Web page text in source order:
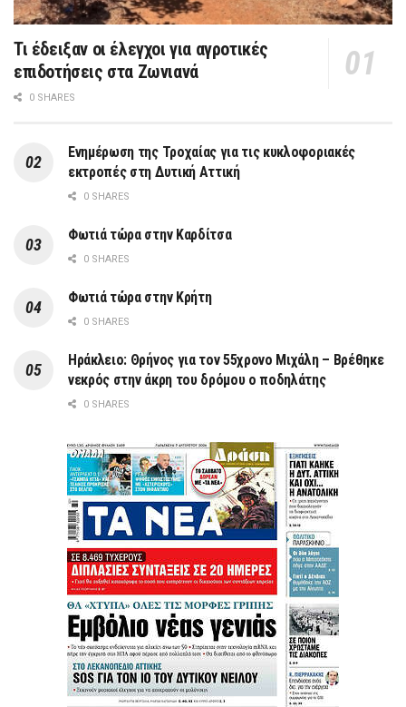
Τι έδειξαν οι έλεγχοι για αγροτικές
επιδοτήσεις στα Ζωνιανά
0 SHARES
Ενημέρωση της Τροχαίας για τις κυκλοφοριακές
εκτροπές στη Δυτική Αττική
0 SHARES
Φωτιά τώρα στην Καρδίτσα
0 SHARES
Φωτιά τώρα στην Κρήτη
0 SHARES
Ηράκλειο: Θρήνος για τον 55χρονο Μιχάλη – Βρέθηκε
νεκρός στην άκρη του δρόμου ο ποδηλάτης
0 SHARES